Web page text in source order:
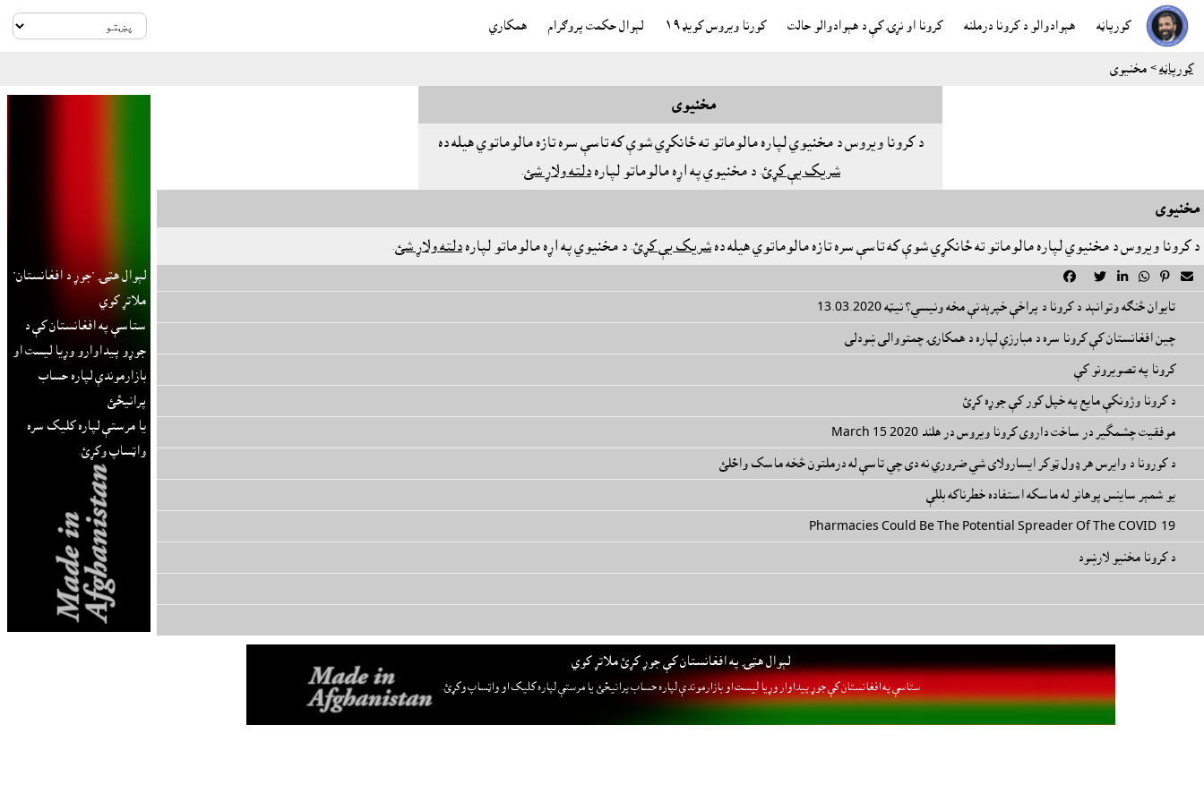
کورپاڼه هېوادوالو د کرونا درملنه کرونا او نړۍ کې د هېوادوالو حالت کورنا ويروس کويډ١٩ لېوال حکمت پروګرام همکاري
کورپاڼه > مخنيوى
مخنيوى
د کرونا ويروس د مخنيوي لپاره مالوماتو ته ځانکړي شوې که تاسې سره تازه مالوماتوي هيله ده
شريک يې کړئ. د مخنيوي په اړه مالوماتو لپاره دلته ولاړ شئ .
مخنيوى
د کرونا ويروس د مخنيوي لپاره مالوماتو ته ځانکړي شوې که تاسې سره تازه مالوماتوي هيله ده شريک يې کړئ. د مخنيوي په اړه مالوماتو لپاره دلته ولاړ شئ .
     
تايوان څنګه وتوانېد د کرونا د پراخې خپرېدنې مخه ونيسي؟ نیټه 13.03.2020
چین افغانستان کې کرونا سره د مبارزې لپاره د همکارۍ چمتووالی ښودلی
کرونا په تصويرونو کې
د کرونا وژونکې مایع په خپل کور کې جوړه کړئ
موفقیت چشمگیر در ساخت داروی کرونا ویروس در هلند March 15 2020
د كورونا د وايرس هر ډول ټوکر ايسارولای شي ضروري نه دی چي تاسې له درملتون څخه ماسک واځلئ
يو شمېر ساینس پوهانو له ماسکه استفاده خطرناکه بللې
Pharmacies Could Be The Potential Spreader Of The COVID-19
د کرونا مخنيو لارښود
لېوال هټۍ په افغانستان کې جوړ کړئ ملاتړ کوي
ستاسې په افغانستان کې جوړ پيداوار وړيا ليست او بازارموندې لپاره حساب پرانيځئ يا مرستې لپاره کليک او واټساپ وکړئ.
لېوال هټۍ "جوړ د افغانستان"
ملاتړ کوي
ستاسې په افغانستان کې د
جوړو پيداوارو وړيا ليست او
بازارموندې لپاره حساب
پرانيځئ
يا مرستې لپاره کليک سره
واټساپ وکړئ.